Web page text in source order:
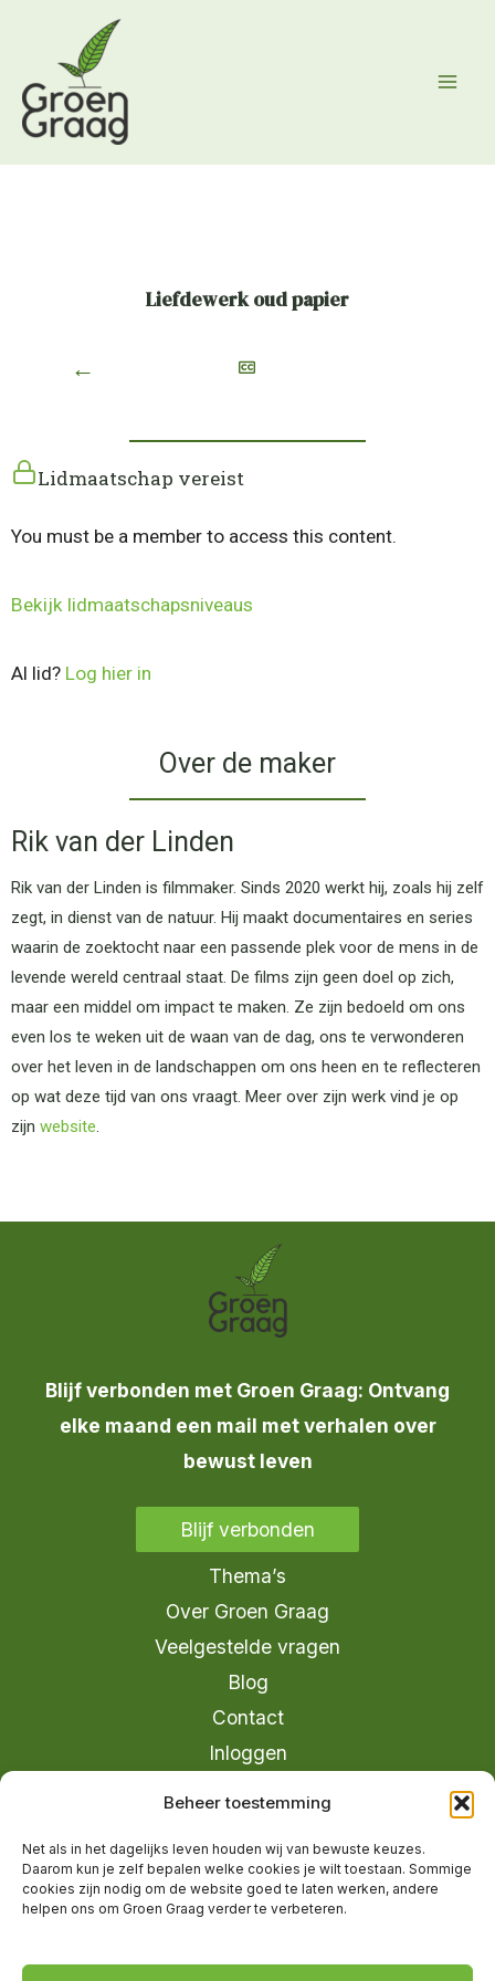
Beheer toestemming
Net als in het dagelijks leven houden wij van bewuste keuzes.
Daarom kun je zelf bepalen welke cookies je wilt toestaan. Sommige
cookies zijn nodig om de website goed te laten werken, andere
helpen ons om Groen Graag verder te verbeteren.
inhoud
Liefdewerk oud papier
←
Lidmaatschap vereist
You must be a member to access this content.
Bekijk lidmaatschapsniveaus
Al lid? Log hier in
Over de maker
Rik van der Linden
Rik van der Linden is filmmaker. Sinds 2020 werkt hij, zoals hij zelf
zegt, in dienst van de natuur. Hij maakt documentaires en series
waarin de zoektocht naar een passende plek voor de mens in de
levende wereld centraal staat. De films zijn geen doel op zich,
maar een middel om impact te maken. Ze zijn bedoeld om ons
even los te weken uit de waan van de dag, ons te verwonderen
over het leven in de landschappen om ons heen en te reflecteren
op wat deze tijd van ons vraagt. Meer over zijn werk vind je op
zijn website.
Blijf verbonden met Groen Graag: Ontvang
elke maand een mail met verhalen over
bewust leven
Blijf verbonden
Thema’s
Over Groen Graag
Veelgestelde vragen
Blog
Contact
Inloggen
info@groengraag.nl
Ervaringen van leden op Trustpilot